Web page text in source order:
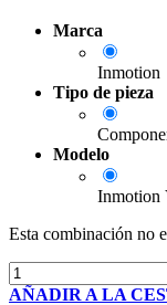
Marca
Inmotion
Tipo de pieza
Modelo
Inmotion
Esta combinación no
AÑADIR A LA